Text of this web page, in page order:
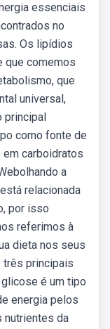
essenciais
no
Os lipídios
que comemos
que
universal,
principal
como fonte de
em carboidratos
a
relacionada
por isso
referimos à
dieta nos seus
três principais
é um tipo
energia pelos
nutrientes da